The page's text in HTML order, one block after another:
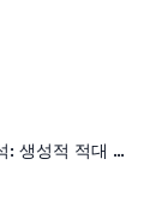
GAN 논문 완벽 분석: 생성적 적대 신경망이 열어젖힌 AI 생성 모델의 시대